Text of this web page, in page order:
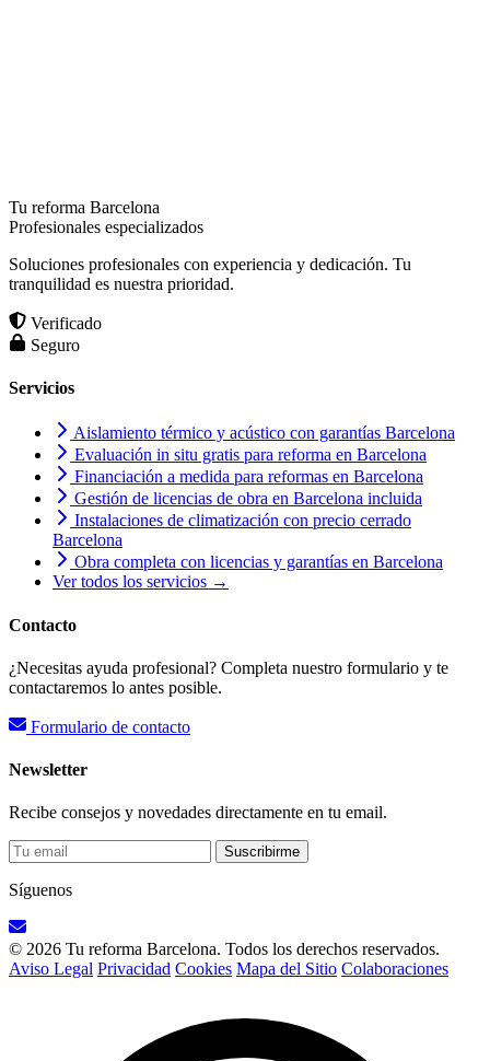
Tu reforma Barcelona
Profesionales especializados
Soluciones profesionales con experiencia y dedicación. Tu
tranquilidad es nuestra prioridad.
Verificado
Seguro
Servicios
Aislamiento térmico y acústico con garantías Barcelona
Evaluación in situ gratis para reforma en Barcelona
Financiación a medida para reformas en Barcelona
Gestión de licencias de obra en Barcelona incluida
Instalaciones de climatización con precio cerrado
Barcelona
Obra completa con licencias y garantías en Barcelona
Ver todos los servicios →
Contacto
¿Necesitas ayuda profesional? Completa nuestro formulario y te
contactaremos lo antes posible.
Formulario de contacto
Newsletter
Recibe consejos y novedades directamente en tu email.
Suscribirme
Síguenos
© 2026 Tu reforma Barcelona. Todos los derechos reservados.
Aviso Legal Privacidad Cookies Mapa del Sitio Colaboraciones